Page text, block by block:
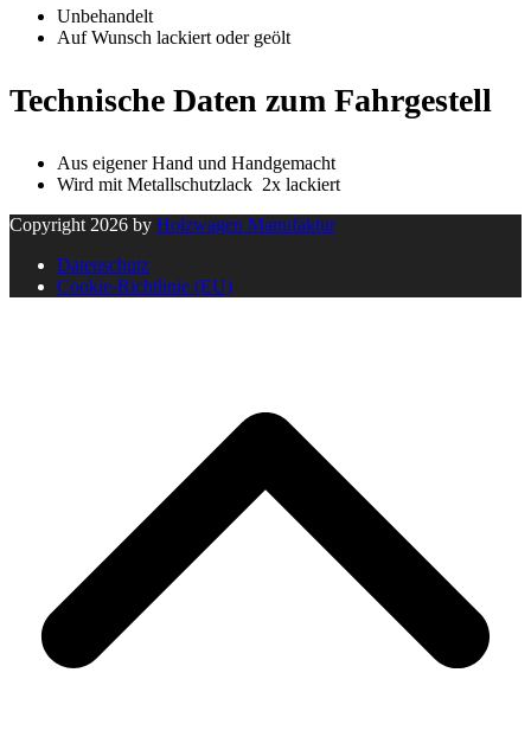
Unbehandelt
Auf Wunsch lackiert oder geölt
Technische Daten zum Fahrgestell
Aus eigener Hand und Handgemacht
Wird mit Metallschutzlack 2x lackiert
Copyright 2026 by Holzwagen Manufaktur
Datenschutz
Cookie-Richtlinie (EU)